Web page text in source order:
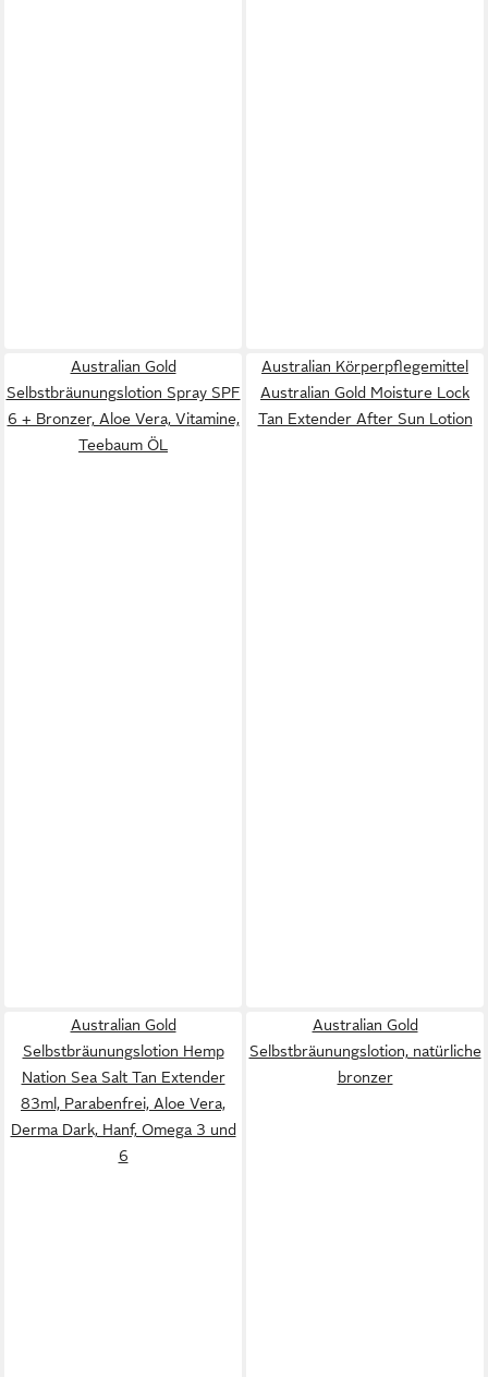
Australian Gold
Selbstbräunungslotion Spray SPF
6 + Bronzer, Aloe Vera, Vitamine,
Teebaum ÖL
Australian Körperpflegemittel
Australian Gold Moisture Lock
Tan Extender After Sun Lotion
Australian Gold
Selbstbräunungslotion Hemp
Nation Sea Salt Tan Extender
83ml, Parabenfrei, Aloe Vera,
Derma Dark, Hanf, Omega 3 und
6
Australian Gold
Selbstbräunungslotion, natürliche
bronzer